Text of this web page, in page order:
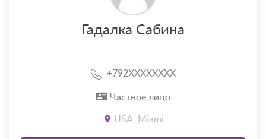
Гадалка Сабина
+792XXXXXXXX
Частное лицо
USA, Miami